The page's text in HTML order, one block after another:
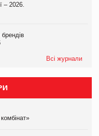
– 2026.
Всі журнали